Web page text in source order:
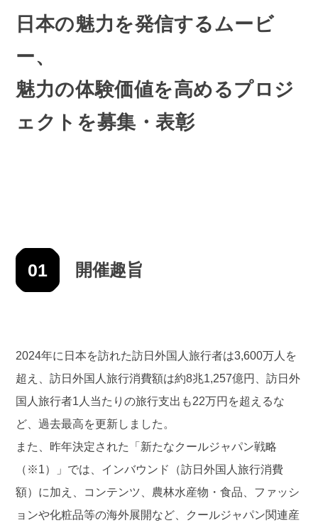
日本の魅力を発信するムービ
ー、
魅力の体験価値を高めるプロジ
ェクトを募集・表彰
01 開催趣旨
2024年に日本を訪れた訪日外国人旅行者は3,600万人を
超え、訪日外国人旅行消費額は約8兆1,257億円、訪日外
国人旅行者1人当たりの旅行支出も22万円を超えるな
ど、過去最高を更新しました。
また、昨年決定された「新たなクールジャパン戦略
（※1）」では、インバウンド（訪日外国人旅行消費
額）に加え、コンテンツ、農林水産物・食品、ファッシ
ョンや化粧品等の海外展開など、クールジャパン関連産